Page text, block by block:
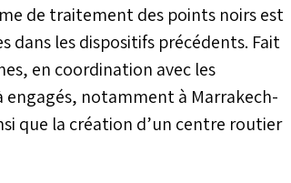
de traitement des points noirs est
dans les dispositifs précédents. Fait
en coordination avec les
notamment à Marrakech-
que la création d’un centre routier